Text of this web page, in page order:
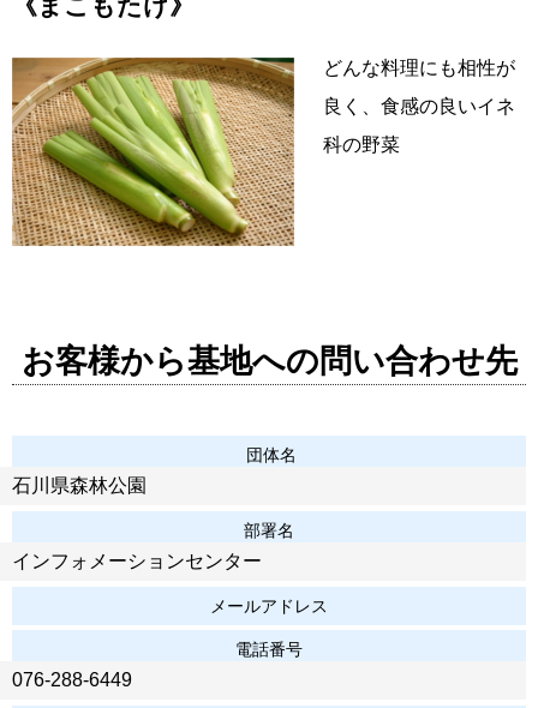
どんな料理にも相性が
良く、食感の良いイネ
科の野菜
お客様から基地への問い合わせ先
団体名
石川県森林公園
部署名
インフォメーションセンター
メールアドレス
電話番号
076-288-6449